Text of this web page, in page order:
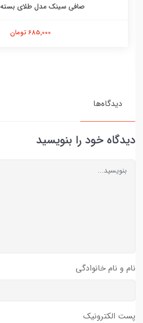
صافی سینک مدل طلای بسته 2 عددی
685,000 تومان
دیدگاه‌ها
دیدگاه خود را بنویسید
نام و نام خانوادگی
پست الکترونیک